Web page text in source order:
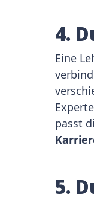
4.
Eine
passt
5.